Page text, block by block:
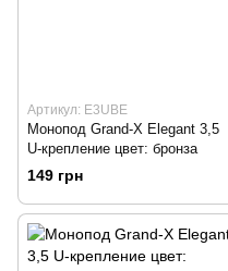
Артикул: E3UBE
Монопод Grand-X Elegant 3,5
U-крепление цвет: бронза
149 грн